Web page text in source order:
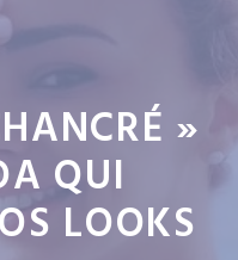
»
QUI
LOOKS